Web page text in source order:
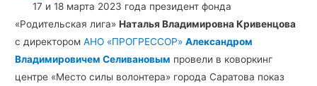
17 и 18 марта 2023 года президент фонда
«Родительская лига»Наталья Владимировна Кривенцова
с директоромАНО «ПРОГРЕССОР» Александром
Владимировичем Селивановым провели в коворкинг
центре «Место силы волонтера» города Саратова показ